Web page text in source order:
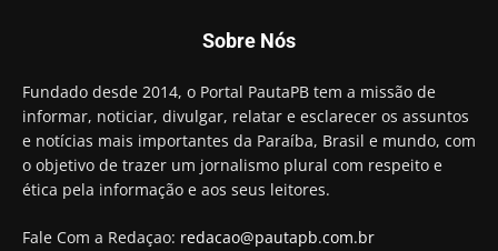
preso e faz vídeo na cadeia
Hugo Motta retira projeto que permitia bancos
"confiscar" dinheiro de clientes
01:49
Descaso da gestão Panta deixa crianças e
professoras 'ilhadas' em creche
00:16
Sobre Nós
Fundado desde 2014, o Portal PautaPB tem a missão de
informar, noticiar, divulgar, relatar e esclarecer os assuntos
e notícias mais importantes da Paraíba, Brasil e mundo, com
o objetivo de trazer um jornalismo plural com respeito e
ética pela informação e aos seus leitores.
Fale Com a Redaçao: redacao@pautapb.com.br